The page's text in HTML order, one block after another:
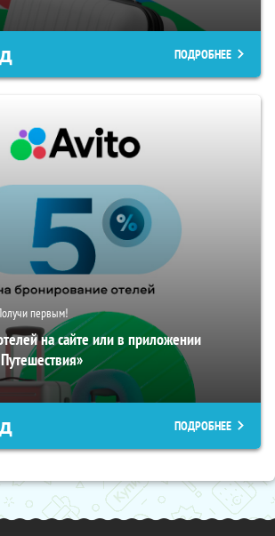
ПОДРОБНЕЕ
первым!
на сайте или в приложении
ПОДРОБНЕЕ